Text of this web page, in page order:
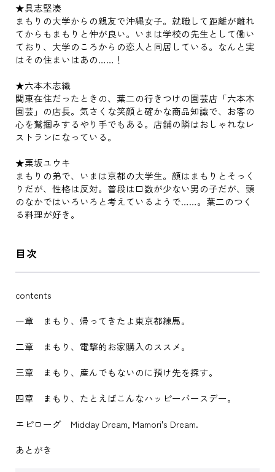
★具志堅湊
まもりの大学からの親友で沖縄女子。就職して距離が離れ
てからもまもりと仲が良い。いまは学校の先生として働い
ており、大学のころからの恋人と同居している。なんと実
はその住まいはあの……！
★六本木志織
関東在住だったときの、葉二の行きつけの園芸店「六本木
園芸」の店長。気さくな笑顔と確かな商品知識で、お客の
心を鷲掴みするやり手でもある。店舗の隣はおしゃれなレ
ストランになっている。
★栗坂ユウキ
まもりの弟で、いまは京都の大学生。顔はまもりとそっく
りだが、性格は反対。普段は口数が少ない男の子だが、頭
のなかではいろいろと考えているようで……。葉二のつく
る料理が好き。
目次
contents
一章 まもり、帰ってきたよ東京都練馬。
二章 まもり、電撃的お家購入のススメ。
三章 まもり、産んでもないのに預け先を探す。
四章 まもり、たとえばこんなハッピーバースデー。
エピローグ Midday Dream, Mamori's Dream.
あとがき